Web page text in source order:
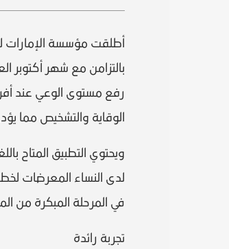
أطلقت مؤسسة الإمارات
بالتزامن مع شهر أكتوبر
رفع مستوى الوعي عند
الوقاية والتشخيص مما
ويحتوي التطبيق المتاح
لدى النساء المعرضات
في المرحلة المبكرة من
تجربة رائدة